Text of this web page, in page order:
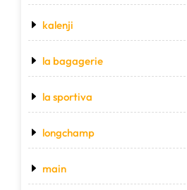
kalenji
la bagagerie
la sportiva
longchamp
main